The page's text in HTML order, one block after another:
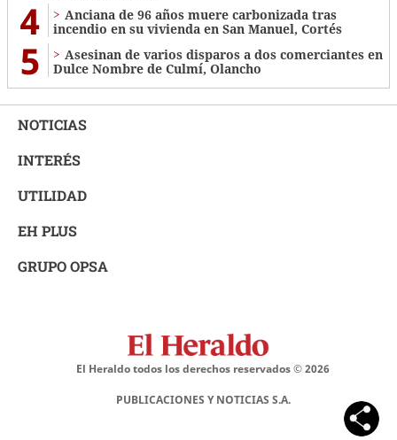
4
Anciana de 96 años muere carbonizada tras
incendio en su vivienda en San Manuel, Cortés
5
Asesinan de varios disparos a dos comerciantes en
Dulce Nombre de Culmí, Olancho
NOTICIAS
INTERÉS
UTILIDAD
EH PLUS
GRUPO OPSA
El Heraldo todos los derechos reservados ©2026
PUBLICACIONES Y NOTICIAS S.A.